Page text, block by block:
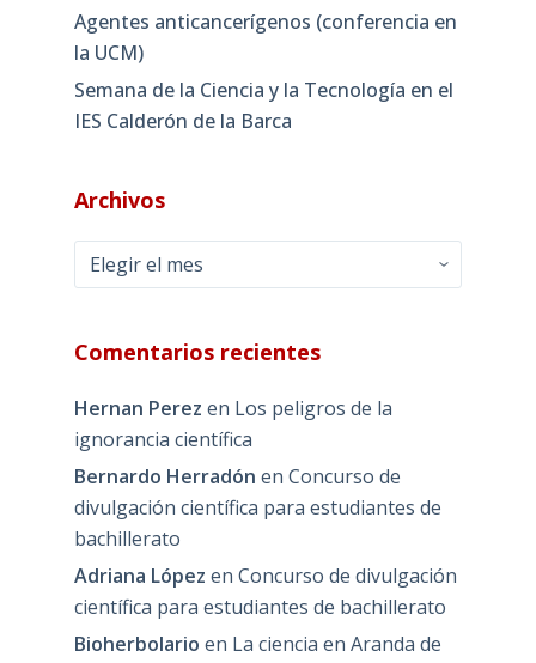
Agentes anticancerígenos (conferencia en
la UCM)
Semana de la Ciencia y la Tecnología en el
IES Calderón de la Barca
Archivos
Archivos
Comentarios recientes
Hernan Perez en Los peligros de la
ignorancia científica
Bernardo Herradón en Concurso de
divulgación científica para estudiantes de
bachillerato
Adriana López en Concurso de divulgación
científica para estudiantes de bachillerato
Bioherbolario en La ciencia en Aranda de